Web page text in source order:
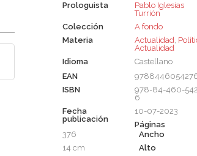
Prologuista
Pablo Iglesias
Turrión
Colección
A fondo
Materia
Actualidad,
Actualidad
Idioma
Castellano
EAN
ISBN
978-84-460-
6
Fecha
publicación
10-07-2023
Páginas
376
Ancho
14 cm
Alto